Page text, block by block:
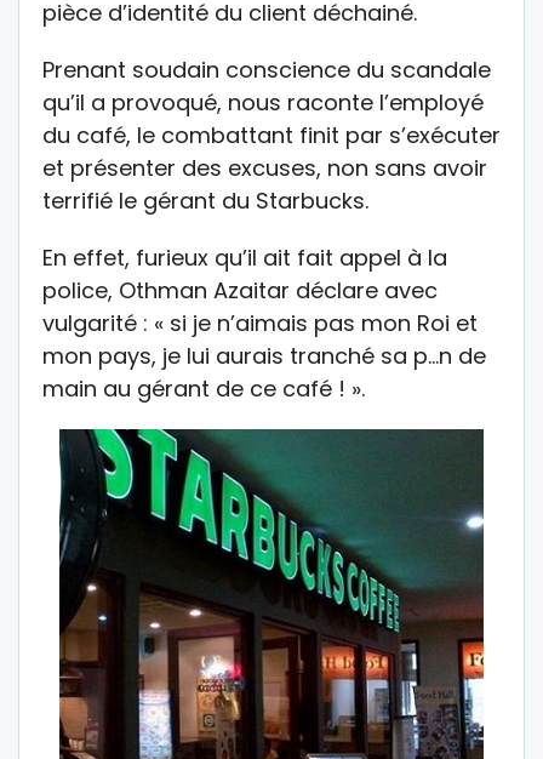
pièce d’identité du client déchainé.
Prenant soudain conscience du scandale
qu’il a provoqué, nous raconte l’employé
du café, le combattant finit par s’exécuter
et présenter des excuses, non sans avoir
terrifié le gérant du Starbucks.
En effet, furieux qu’il ait fait appel à la
police, Othman Azaitar déclare avec
vulgarité : « si je n’aimais pas mon Roi et
mon pays, je lui aurais tranché sa p…n de
main au gérant de ce café ! ».